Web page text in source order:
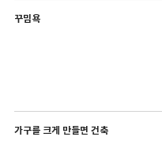
꾸밈욕
가구를 크게 만들면 건축